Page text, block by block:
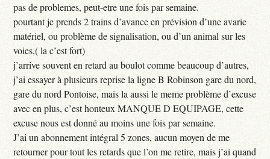
pas de problemes, peut-etre une fois par semaine.
pourtant je prends 2 trains d’avance en prévision d’une avarie
matériel, ou problème de signalisation, ou d’un animal sur les
voies,( la c’est fort)
j’arrive souvent en retard au boulot comme beaucoup d’autres,
j’ai essayer à plusieurs reprise la ligne B Robinson gare du nord,
gare du nord Pontoise, mais la aussi le meme problème d’excuse
avec en plus, c’est honteux MANQUE D EQUIPAGE, cette
excuse nous est donné au moins une fois par semaine.
J’ai un abonnement intégral 5 zones, aucun moyen de me
retourner pour tout les retards que l’on me retire, mais j’ai quand